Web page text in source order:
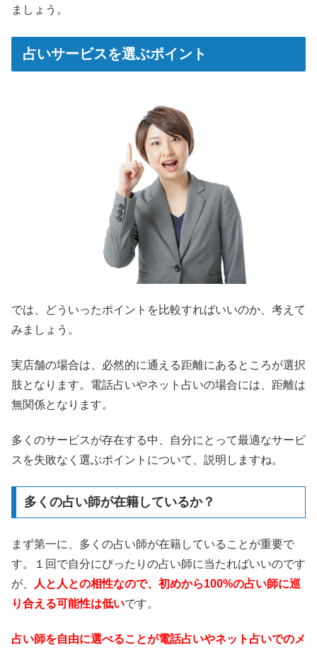
ましょう。
占いサービスを選ぶポイント
では、どういったポイントを比較すればいいのか、考えて
みましょう。
実店舗の場合は、必然的に通える距離にあるところが選択
肢となります。電話占いやネット占いの場合には、距離は
無関係となります。
多くのサービスが存在する中、自分にとって最適なサービ
スを失敗なく選ぶポイントについて、説明しますね。
多くの占い師が在籍しているか？
まず第一に、多くの占い師が在籍していることが重要で
す。１回で自分にぴったりの占い師に当たればいいのです
が、
人と人との相性なので、初めから100%の占い師に巡
り合える可能性は低いです。
占い師を自由に選べることが電話占いやネット占いでのメ